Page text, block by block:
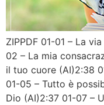
ZIPPDF 01-01 – La
02 – La mia
il tuo cuore (AI)2:38
01-05 – Tutto è
Dio (AI)2:37 01-07 –